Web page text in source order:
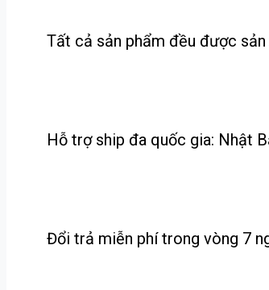
Hỗ trợ ship đa quốc gia: Nhật
Đổi trả miễn phí trong vòng 7
Tất cả sản phẩm đều được